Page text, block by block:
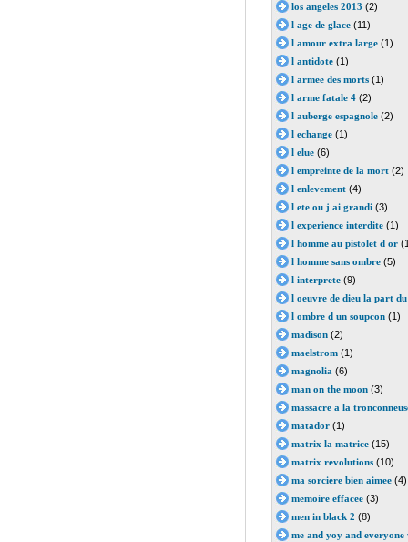
los angeles 2013 (2)
l age de glace (11)
l amour extra large (1)
l antidote (1)
l armee des morts (1)
l arme fatale 4 (2)
l auberge espagnole (2)
l echange (1)
l elue (6)
l empreinte de la mort (2)
l enlevement (4)
l ete ou j ai grandi (3)
l experience interdite (1)
l homme au pistolet d or
l homme sans ombre (5)
l interprete (9)
l oeuvre de dieu la part
l ombre d un soupcon (1)
madison (2)
maelstrom (1)
magnolia (6)
man on the moon (3)
massacre a la
matador (1)
matrix la matrice (15)
matrix revolutions (10)
ma sorciere bien aimee (4)
memoire effacee (3)
men in black 2 (8)
me and yoy and everyone